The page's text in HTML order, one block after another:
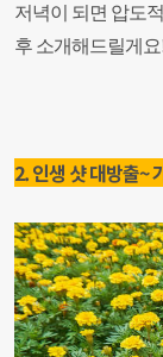
저녁이 되면 압도
후 소개해드릴게
2. 인생 샷 대방출~